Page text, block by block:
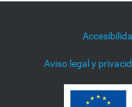
Aviso legal y